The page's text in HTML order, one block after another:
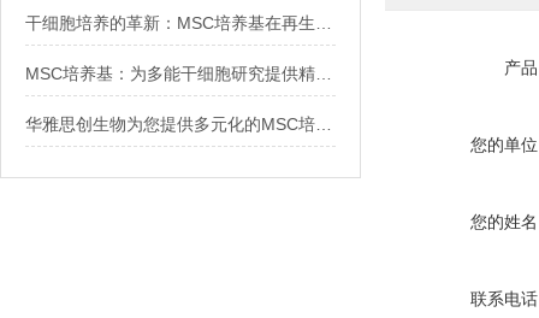
产
您的单
您的姓
联系电